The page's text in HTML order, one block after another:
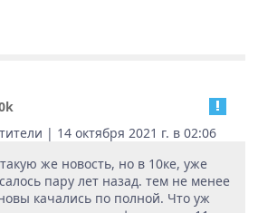
| 14 октября 2021 г. в 02:06
же новость, но в 10ке, уже
пару лет назад. тем не менее
качались по полной. Что уж